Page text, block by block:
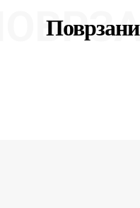
Поврзани